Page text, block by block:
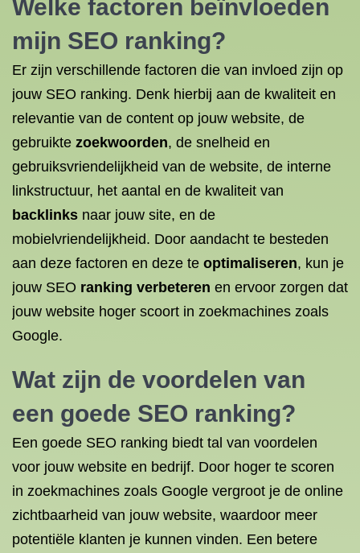
Welke factoren beïnvloeden
mijn SEO ranking?
Er zijn verschillende factoren die van invloed zijn op
jouw SEO ranking. Denk hierbij aan de kwaliteit en
relevantie van de content op jouw website, de
gebruikte zoekwoorden, de snelheid en
gebruiksvriendelijkheid van de website, de interne
linkstructuur, het aantal en de kwaliteit van
backlinks naar jouw site, en de
mobielvriendelijkheid. Door aandacht te besteden
aan deze factoren en deze te optimaliseren, kun je
jouw SEO ranking verbeteren en ervoor zorgen dat
jouw website hoger scoort in zoekmachines zoals
Google.
Wat zijn de voordelen van
een goede SEO ranking?
Een goede SEO ranking biedt tal van voordelen
voor jouw website en bedrijf. Door hoger te scoren
in zoekmachines zoals Google vergroot je de online
zichtbaarheid van jouw website, waardoor meer
potentiële klanten je kunnen vinden. Een betere